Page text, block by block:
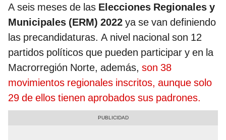
A seis meses de las Elecciones Regionales y
Municipales (ERM) 2022 ya se van definiendo
las precandidaturas. A nivel nacional son 12
partidos políticos que pueden participar y en la
Macrorregión Norte, además, son 38
movimientos regionales inscritos, aunque solo
29 de ellos tienen aprobados sus padrones.